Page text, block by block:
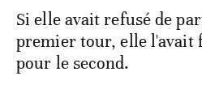
Si elle avait refusé de
premier tour, elle l'avait
pour le second.